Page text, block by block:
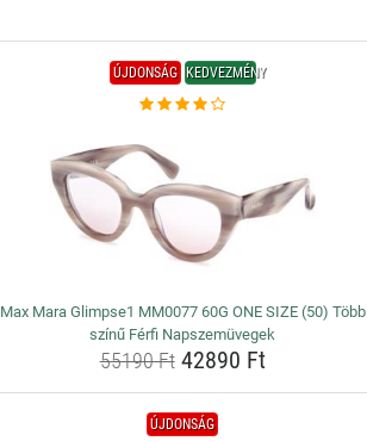
ÚJDONSÁG KEDVEZMÉNY
Max Mara Glimpse1 MM0077 60G ONE SIZE (50) Több
színű Férfi Napszemüvegek
55190 Ft42890 Ft
ÚJDONSÁG